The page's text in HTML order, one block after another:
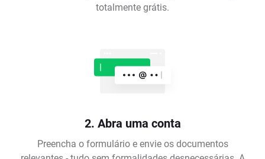
totalmente grátis.
2. Abra uma conta
Preencha o formulário e envie os documentos